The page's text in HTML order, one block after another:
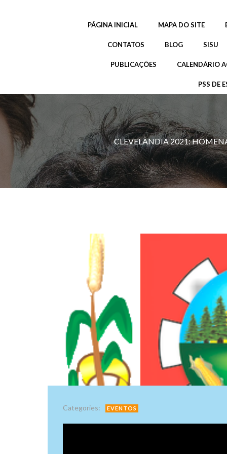
PÁGINA INICIAL MAPA DO SITE
CONTATOS BLOG SISU
PUBLICAÇÕES CALENDÁRIO
PSS DE
CLEVELÂNDIA 2021:
Categories: EVENTOS